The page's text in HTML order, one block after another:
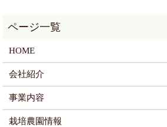
HOME
会社紹介
事業内容
栽培農園情報